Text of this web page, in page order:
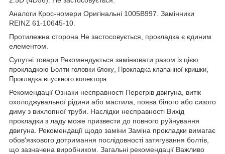
Аналоги Крос-номери Оригінальні 1005B997. Замінники
REINZ 61-10645-10.
Протилежна сторона Не застосовується, прокладка є єдиним
елементом.
Супутні товари Рекомендується замінювати разом із цією
прокладкою Болти головки блоку Прокладка клапанної кришки
Прокладка впускного колектора
Рекомендації Ознаки несправності Перегрів двигуна, витік
охолоджувальної рідини або мастила, поява білого або сизого
диму з вихлопної труби. Наслідки несправності Вихід
прокладки з ладу може призвести до повного руйнування
двигуна. Рекомендації щодо заміни Заміна прокладки вимагає
обов'язкового дотримання послідовності затягування болтів,
що зазначена виробником. Загальні рекомендації Важливо